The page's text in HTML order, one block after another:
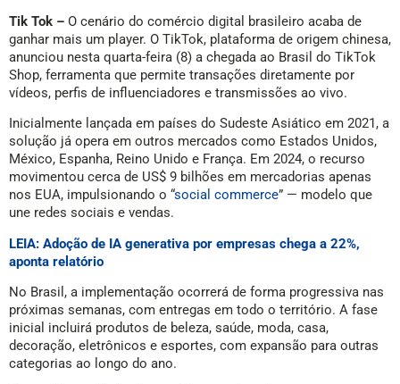
Tik Tok – O cenário do comércio digital brasileiro acaba de
ganhar mais um player. O TikTok, plataforma de origem chinesa,
anunciou nesta quarta-feira (8) a chegada ao Brasil do TikTok
Shop, ferramenta que permite transações diretamente por
vídeos, perfis de influenciadores e transmissões ao vivo.
Inicialmente lançada em países do Sudeste Asiático em 2021, a
solução já opera em outros mercados como Estados Unidos,
México, Espanha, Reino Unido e França. Em 2024, o recurso
movimentou cerca de US$ 9 bilhões em mercadorias apenas
nos EUA, impulsionando o “social commerce” — modelo que
une redes sociais e vendas.
LEIA: Adoção de IA generativa por empresas chega a 22%,
aponta relatório
No Brasil, a implementação ocorrerá de forma progressiva nas
próximas semanas, com entregas em todo o território. A fase
inicial incluirá produtos de beleza, saúde, moda, casa,
decoração, eletrônicos e esportes, com expansão para outras
categorias ao longo do ano.